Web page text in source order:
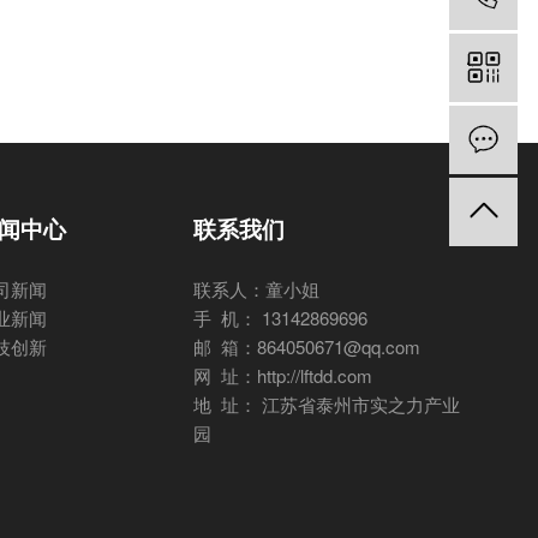
中心
新闻
新闻
创新
联系我们
联系人：童小姐
手 机： 13142869696
邮 箱：864050671@qq.com
网 址：http://lftdd.com
地 址： 江苏省泰州市实之力产业
园